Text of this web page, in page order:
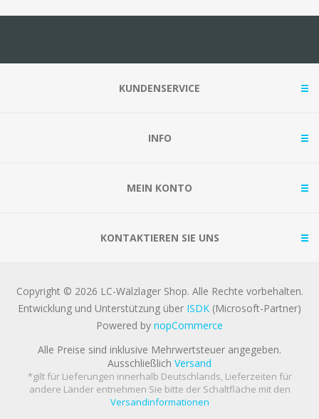
KUNDENSERVICE
INFO
MEIN KONTO
KONTAKTIEREN SIE UNS
Copyright © 2026 LC-Wälzlager Shop. Alle Rechte vorbehalten.
Entwicklung und Unterstützung über ISDK (Microsoft-Partner)
Powered by nopCommerce
Alle Preise sind inklusive Mehrwertsteuer angegeben.
Ausschließlich Versand
*gilt für Lieferungen innerhalb Deutschlands, Lieferzeiten für
andere Länder entnehmen Sie bitte der Schaltfläche mit den
Versandinformationen